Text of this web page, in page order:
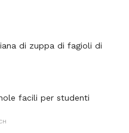
di zuppa di fagioli di
facili per studenti